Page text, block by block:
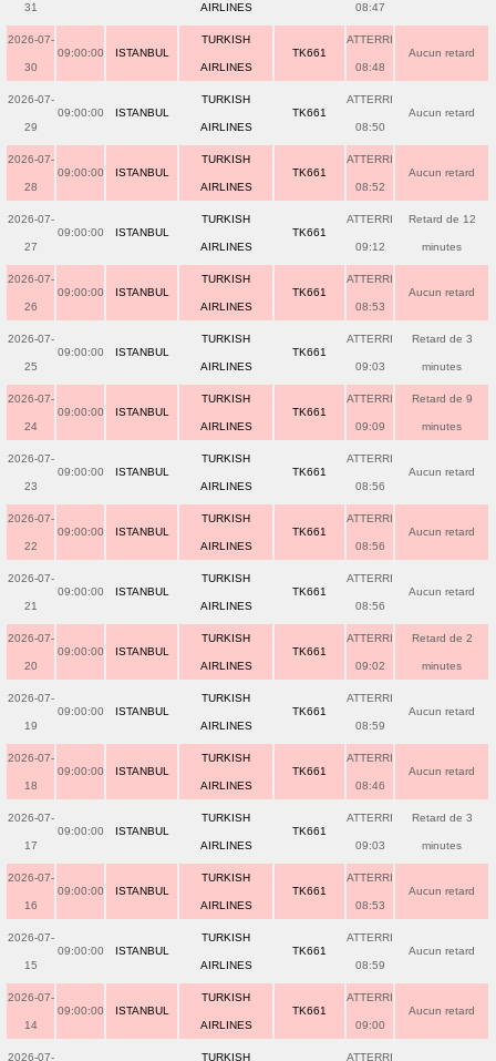
31 AIRLINES 08:47
2026-07-
30
09:00:00 ISTANBUL
TURKISH
AIRLINES
TK661
ATTERRI
08:48
Aucun retard
2026-07-
29
09:00:00 ISTANBUL
TURKISH
AIRLINES
TK661
ATTERRI
08:50
Aucun retard
2026-07-
28
09:00:00 ISTANBUL
TURKISH
AIRLINES
TK661
ATTERRI
08:52
Aucun retard
2026-07-
27
09:00:00 ISTANBUL
TURKISH
AIRLINES
TK661
ATTERRI
09:12
Retard de 12
minutes
2026-07-
26
09:00:00 ISTANBUL
TURKISH
AIRLINES
TK661
ATTERRI
08:53
Aucun retard
2026-07-
25
09:00:00 ISTANBUL
TURKISH
AIRLINES
TK661
ATTERRI
09:03
Retard de 3
minutes
2026-07-
24
09:00:00 ISTANBUL
TURKISH
AIRLINES
TK661
ATTERRI
09:09
Retard de 9
minutes
2026-07-
23
09:00:00 ISTANBUL
TURKISH
AIRLINES
TK661
ATTERRI
08:56
Aucun retard
2026-07-
22
09:00:00 ISTANBUL
TURKISH
AIRLINES
TK661
ATTERRI
08:56
Aucun retard
2026-07-
21
09:00:00 ISTANBUL
TURKISH
AIRLINES
TK661
ATTERRI
08:56
Aucun retard
2026-07-
20
09:00:00 ISTANBUL
TURKISH
AIRLINES
TK661
ATTERRI
09:02
Retard de 2
minutes
2026-07-
19
09:00:00 ISTANBUL
TURKISH
AIRLINES
TK661
ATTERRI
08:59
Aucun retard
2026-07-
18
09:00:00 ISTANBUL
TURKISH
AIRLINES
TK661
ATTERRI
08:46
Aucun retard
2026-07-
17
09:00:00 ISTANBUL
TURKISH
AIRLINES
TK661
ATTERRI
09:03
Retard de 3
minutes
2026-07-
16
09:00:00 ISTANBUL
TURKISH
AIRLINES
TK661
ATTERRI
08:53
Aucun retard
2026-07-
15
09:00:00 ISTANBUL
TURKISH
AIRLINES
TK661
ATTERRI
08:59
Aucun retard
2026-07-
14
09:00:00 ISTANBUL
TURKISH
AIRLINES
TK661
ATTERRI
09:00
Aucun retard
2026-07- TURKISH ATTERRI